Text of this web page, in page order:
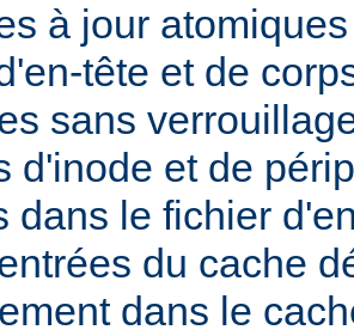
à jour
tête et de
sans
d'inode et de
dans le fichier
du cache
dans le